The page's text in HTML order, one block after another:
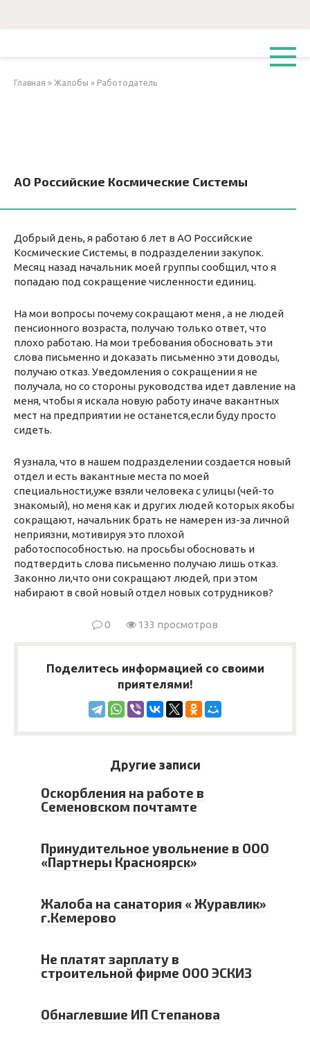
Главная » Жалобы » Работодатель
АО Российские Космические Системы
Добрый день, я работаю 6 лет в АО Российские
Космические Системы, в подразделении закупок.
Месяц назад начальник моей группы сообщил, что я
попадаю под сокращение численности единиц.
На мои вопросы почему сокращают меня , а не людей
пенсионного возраста, получаю только ответ, что
плохо работаю. На мои требования обосновать эти
слова письменно и доказать письменно эти доводы,
получаю отказ. Уведомления о сокращении я не
получала, но со стороны руководства идет давление на
меня, чтобы я искала новую работу иначе вакантных
мест на предприятии не останется,если буду просто
сидеть.
Я узнала, что в нашем подразделении создается новый
отдел и есть вакантные места по моей
специальности,уже взяли человека с улицы (чей-то
знакомый), но меня как и других людей которых якобы
сокращают, начальник брать не намерен из-за личной
неприязни, мотивируя это плохой
работоспособностью. на просьбы обосновать и
подтвердить слова письменно получаю лишь отказ.
Законно ли,что они сокращают людей, при этом
набирают в свой новый отдел новых сотрудников?
0 133 просмотров
Поделитесь информацией со своими
приятелями!
Другие записи
Оскорбления на работе в
Семеновском почтамте
Принудительное увольнение в ООО
«Партнеры Красноярск»
Жалоба на санатория « Журавлик»
г.Кемерово
Не платят зарплату в
строительной фирме ООО ЭСКИЗ
Обнаглевшие ИП Степанова